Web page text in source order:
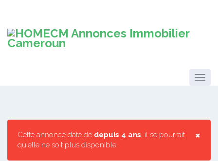
×
Cette annonce date de depuis 4 ans, il se pourrait
qu'elle ne soit plus disponible.